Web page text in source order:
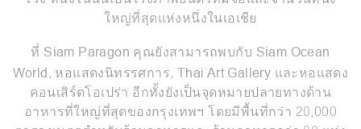
ใหญ่ที่สุดแห่งหนึ่งในเอเชีย
ที่ Siam Paragon คุณยังสามารถพบกับ Siam Ocean
World, หอแสดงนิทรรศการ, Thai Art Gallery และหอแสดง
คอนเสิร์ตโอเปร่า อีกทั้งยังเป็นจุดหมายปลายทางด้าน
อาหารที่ใหญ่ที่สุดของกรุงเทพฯ โดยมีพื้นที่กว่า 20,000